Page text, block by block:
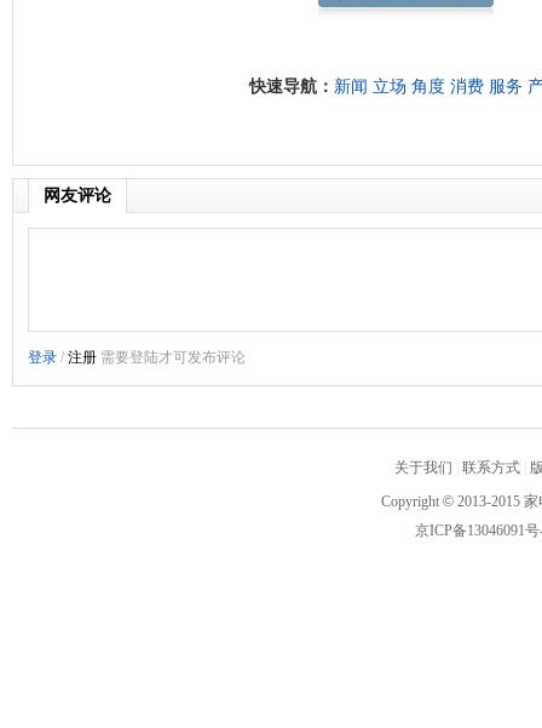
快速导航： 新闻 立场 角度 消费 服务
网友评论
关于我们 联系方式
Copyright © 2013-2015
京ICP备13046091号